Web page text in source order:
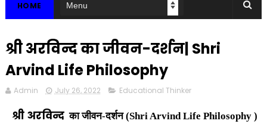
HOME
श्री अरविन्द का जीवन-दर्शन| Shri
Arvind Life Philosophy
Admin July 26, 2022 Educational Thinker
श्री अरविन्दका जीवन-दर्शन (Shri Arvind Life Philosophy )